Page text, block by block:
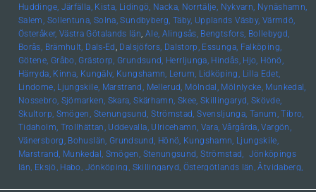
Huddinge, Järfälla, Kista, Lidingö, Nacka, Norrtälje, Nykvarn, Nynäshamn,
Salem, Sollentuna, Solna, Sundbyberg, Täby, Upplands Väsby, Värmdö,
Österåker, Västra Götalands län, Ale, Alingsås, Bengtsfors, Bollebygd,
Borås, Brämhult, Dals-Ed , Dalsjöfors, Dalstorp, Essunga, Falköping,
Götene, Gråbo, Grästorp, Grundsund, Herrljunga, Hindås, Hjo, Hönö,
Härryda, Kinna, Kungälv, Kungshamn, Lerum, Lidköping, Lilla Edet,
Lindome, Ljungskile, Marstrand, Mellerud, Mölndal, Mölnlycke, Munkedal,
Nossebro, Sjömarken, Skara, Skärhamn, Skee, Skillingaryd, Skövde,
Skultorp, Smögen, Stenungsund, Strömstad, Svensljunga, Tanum, Tibro,
Tidaholm, Trollhättan, Uddevalla, Ulricehamn, Vara, Vårgårda, Vargön,
Vänersborg, Bohuslän, Grundsund, Hönö, Kungshamn, Ljungskile,
Marstrand, Munkedal, Smögen, Stenungsund, Strömstad, Jönköpings
län, Eksjö, Habo, Jönköping, Skillingaryd, Östergötlands län, Åtvidaberg,